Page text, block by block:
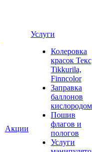
Акции
Услуги
Колеровка
красок
Tikkurila,
Finncolor
Заправка
баллонов
кислородом
Пошив
флагов и
пологов
Услуги